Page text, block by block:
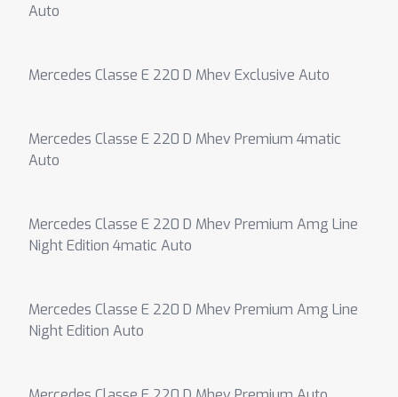
Auto
Mercedes Classe E 220 D Mhev Exclusive Auto
Mercedes Classe E 220 D Mhev Premium 4matic
Auto
Mercedes Classe E 220 D Mhev Premium Amg Line
Night Edition 4matic Auto
Mercedes Classe E 220 D Mhev Premium Amg Line
Night Edition Auto